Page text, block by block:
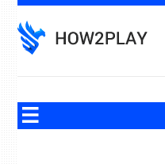
to
content